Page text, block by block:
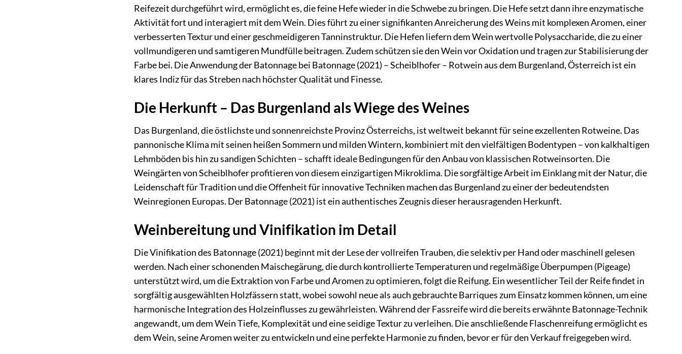
Reifezeit durchgeführt wird, ermöglicht es, die feine Hefe wieder in die Schwebe zu bringen. Die Hefe setzt dann ihre enzymatische
Aktivität fort und interagiert mit dem Wein. Dies führt zu einer signifikanten Anreicherung des Weins mit komplexen Aromen, einer
verbesserten Textur und einer geschmeidigeren Tanninstruktur. Die Hefen liefern dem Wein wertvolle Polysaccharide, die zu einer
vollmundigeren und samtigeren Mundfülle beitragen. Zudem schützen sie den Wein vor Oxidation und tragen zur Stabilisierung der
Farbe bei. Die Anwendung der Batonnage bei Batonnage (2021) – Scheiblhofer – Rotwein aus dem Burgenland, Österreich ist ein
klares Indiz für das Streben nach höchster Qualität und Finesse.
Die Herkunft – Das Burgenland als Wiege des Weines
Das Burgenland, die östlichste und sonnenreichste Provinz Österreichs, ist weltweit bekannt für seine exzellenten Rotweine. Das
pannonische Klima mit seinen heißen Sommern und milden Wintern, kombiniert mit den vielfältigen Bodentypen – von kalkhaltigen
Lehmböden bis hin zu sandigen Schichten – schafft ideale Bedingungen für den Anbau von klassischen Rotweinsorten. Die
Weingärten von Scheiblhofer profitieren von diesem einzigartigen Mikroklima. Die sorgfältige Arbeit im Einklang mit der Natur, die
Leidenschaft für Tradition und die Offenheit für innovative Techniken machen das Burgenland zu einer der bedeutendsten
Weinregionen Europas. Der Batonnage (2021) ist ein authentisches Zeugnis dieser herausragenden Herkunft.
Weinbereitung und Vinifikation im Detail
Die Vinifikation des Batonnage (2021) beginnt mit der Lese der vollreifen Trauben, die selektiv per Hand oder maschinell gelesen
werden. Nach einer schonenden Maischegärung, die durch kontrollierte Temperaturen und regelmäßige Überpumpen (Pigeage)
unterstützt wird, um die Extraktion von Farbe und Aromen zu optimieren, folgt die Reifung. Ein wesentlicher Teil der Reife findet in
sorgfältig ausgewählten Holzfässern statt, wobei sowohl neue als auch gebrauchte Barriques zum Einsatz kommen können, um eine
harmonische Integration des Holzeinflusses zu gewährleisten. Während der Fassreife wird die bereits erwähnte Batonnage-Technik
angewandt, um dem Wein Tiefe, Komplexität und eine seidige Textur zu verleihen. Die anschließende Flaschenreifung ermöglicht es
dem Wein, seine Aromen weiter zu entwickeln und eine perfekte Harmonie zu finden, bevor er für den Verkauf freigegeben wird.